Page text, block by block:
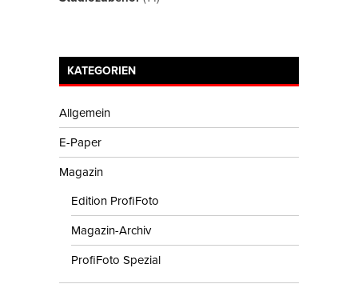
KATEGORIEN
Allgemein
E-Paper
Magazin
Edition ProfiFoto
Magazin-Archiv
ProfiFoto Spezial